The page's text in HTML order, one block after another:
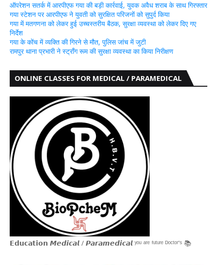
ऑपरेशन सतर्क में आरपीएफ गया की बड़ी कार्रवाई, युवक अवैध शराब के साथ गिरफ्तार
गया स्टेशन पर आरपीएफ ने युवती को सुरक्षित परिजनों को सुपुर्द किया
गया में मतगणना को लेकर हुई उच्चस्तरीय बैठक, सुरक्षा व्यवस्था को लेकर दिए गए
निर्देश
गया के कोंच में व्यक्ति की गिरने से मौत, पुलिस जांच में जुटी
रामपुर थाना प्रभारी ने स्ट्रॉंग रूम की सुरक्षा व्यवस्था का किया निरीक्षण
ONLINE CLASSES FOR MEDICAL / PARAMEDICAL
𝗘𝗱𝘂𝗰𝗮𝘁𝗶𝗼𝗻 𝙈𝙚𝙙𝙞𝙘𝙖𝙡 / 𝙋𝙖𝙧𝙖𝙢𝙚𝙙𝙞𝙘𝙖𝙡 ʸᵒᵘ ᵃʳᵉ ᶠᵘᵗᵘʳᵉ ᴰᵒᶜᵗᵒʳ'ˢ 📚